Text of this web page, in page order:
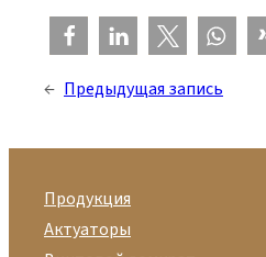
← Предыдущая запись
Продукция
Актуаторы